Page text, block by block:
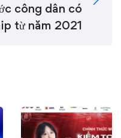
công dân có
từ năm 2021